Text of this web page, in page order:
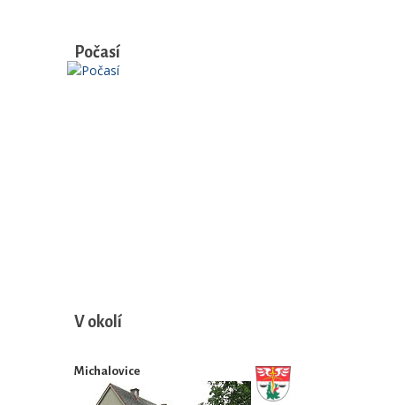
Počasí
V okolí
Michalovice